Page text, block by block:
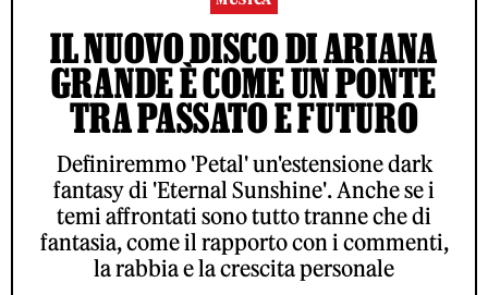
IL NUOVO DISCO DI ARIANA
GRANDE È COME UN PONTE
TRA PASSATO E FUTURO
Definiremmo 'Petal' un'estensione dark
fantasy di 'Eternal Sunshine'. Anche se i
temi affrontati sono tutto tranne che di
fantasia, come il rapporto con i commenti,
la rabbia e la crescita personale